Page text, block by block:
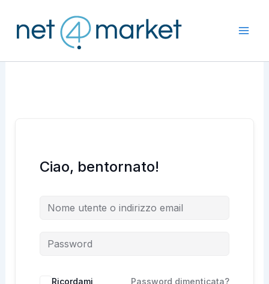
contenuto
Ciao, bentornato!
Ricordami Password dimenticata?